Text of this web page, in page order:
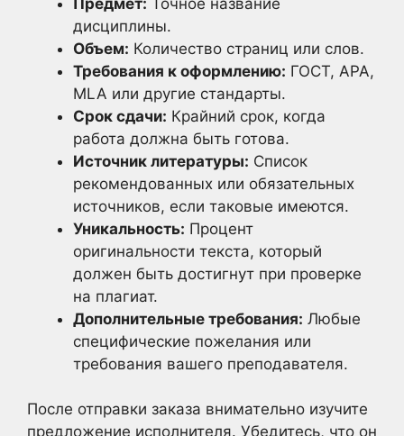
дисциплины.
Объем: Количество страниц или слов.
Требования к оформлению: ГОСТ, APA,
MLA или другие стандарты.
Срок сдачи: Крайний срок, когда
работа должна быть готова.
Источник литературы: Список
рекомендованных или обязательных
источников, если таковые имеются.
Уникальность: Процент
оригинальности текста, который
должен быть достигнут при проверке
на плагиат.
Дополнительные требования: Любые
специфические пожелания или
требования вашего преподавателя.
После отправки заказа внимательно изучите
предложение исполнителя. Убедитесь, что он